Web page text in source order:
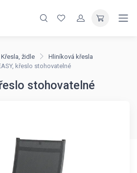
Křesla, židle
Hliníková křesla
křeslo stohovatelné
stohovatelné